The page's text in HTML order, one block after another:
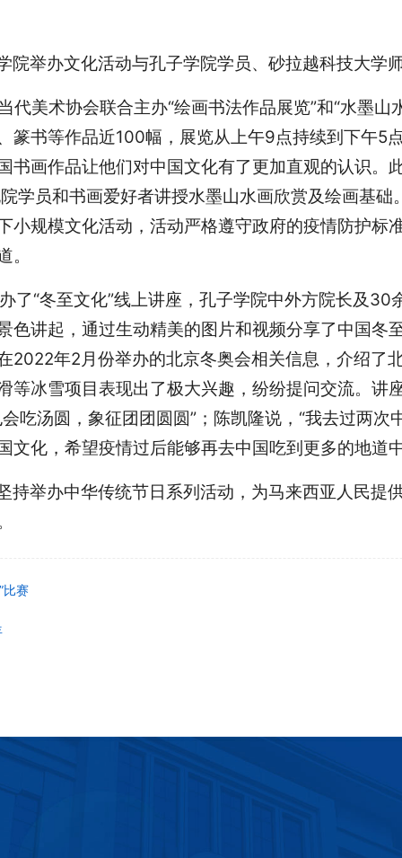
举办文化活动与孔子学院学员、砂拉越科技大学
代美术协会联合主办“绘画书法作品展览”和“水墨
篆书等作品近100幅，展览从上午9点持续到下午5
书画作品让他们对中国文化有了更加直观的认识。
学员和书画爱好者讲授水墨山水画欣赏及绘画基
小规模文化活动，活动严格遵守政府的疫情防护
。
了“冬至文化”线上讲座，孔子学院中外方院长及
色讲起，通过生动精美的图片和视频分享了中国
2022年2月份举办的北京冬奥会相关信息，介绍了
冰雪项目表现出了极大兴趣，纷纷提问交流。讲
吃汤圆，象征团团圆圆”；陈凯隆说，“我去过两
化，希望疫情过后能够再去中国吃到更多的地道中
持举办中华传统节日系列活动，为马来西亚人民提
比赛